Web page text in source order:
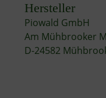
Hersteller
Piowald GmbH
Am Mühbrooker
D-24582